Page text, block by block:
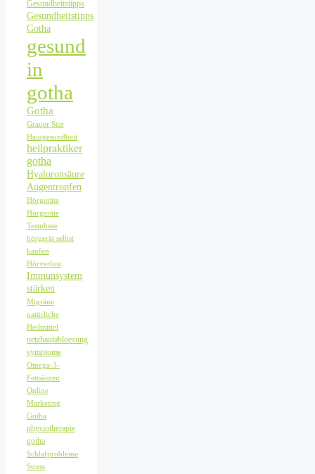
Gesundheitstipps
Gesundheitstipps
Gotha
gesund
in
gotha
Gotha
Grauer Star
Hautgesundheit
heilpraktiker
gotha
Hyaluronsäure
Augentropfen
Hörgeräte
Hörgeräte
Testphase
hörgerät selbst
kaufen
Hörverlust
Immunsystem
stärken
Migräne
natürliche
Heilmittel
netzhautabloesung
symptome
Omega-3-
Fettsäuren
Online
Marketing
Gotha
physiotherapie
gotha
Schlafprobleme
Stress